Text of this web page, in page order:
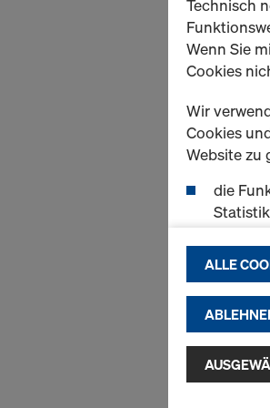
Technisch
Wenn Sie
Cookies
Wir
Cookies
Website zu
die
Indem Sie
ALLE